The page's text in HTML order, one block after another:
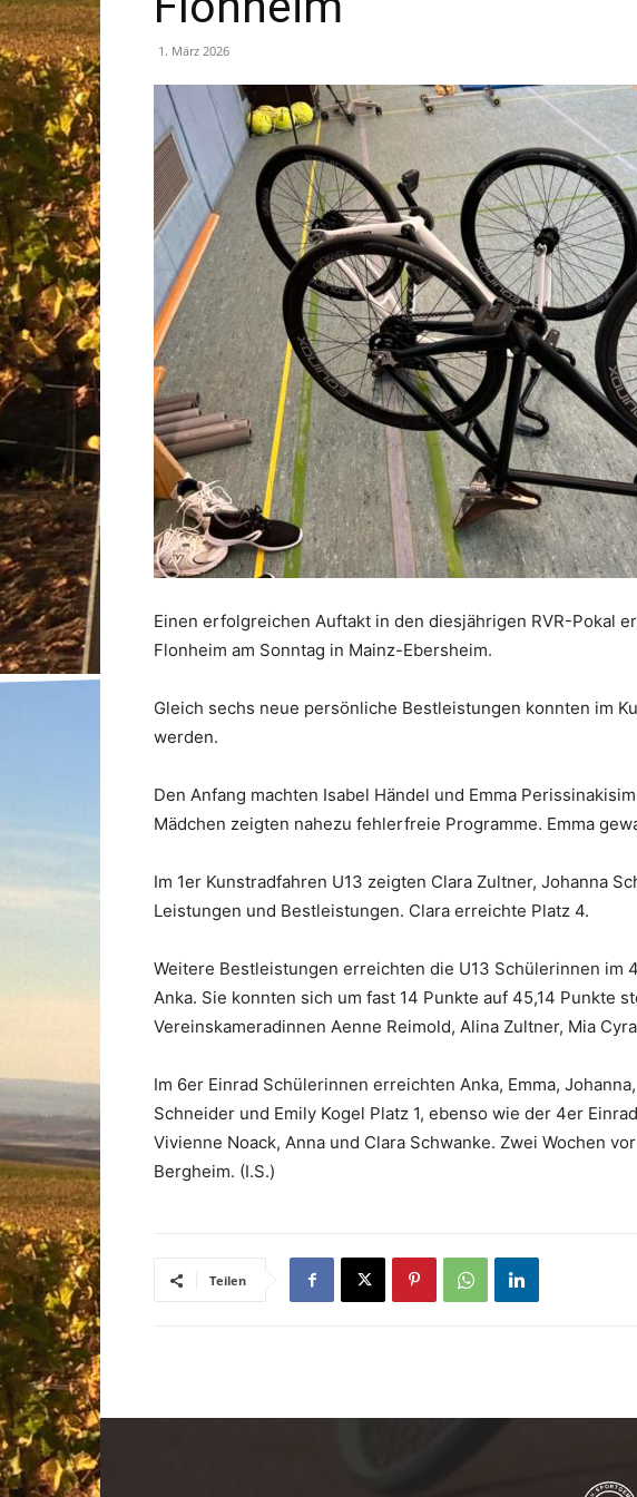
1. März 2026
Einen erfolgreichen Auftakt in den diesjährigen RVR-Pokal
Flonheim am Sonntag in Mainz-Ebersheim.
Gleich sechs neue persönliche Bestleistungen konnten im
werden.
Den Anfang machten Isabel Händel und Emma
Mädchen zeigten nahezu fehlerfreie Programme. Emma
Im 1er Kunstradfahren U13 zeigten Clara Zultner, Johanna
Leistungen und Bestleistungen. Clara erreichte Platz 4.
Weitere Bestleistungen erreichten die U13 Schülerinnen im
Anka. Sie konnten sich um fast 14 Punkte auf 45,14 Punkte
Vereinskameradinnen Aenne Reimold, Alina Zultner, Mia
Im 6er Einrad Schülerinnen erreichten Anka, Emma,
Schneider und Emily Kogel Platz 1, ebenso wie der 4er
Vivienne Noack, Anna und Clara Schwanke. Zwei Wochen
Bergheim. (I.S.)
Teilen